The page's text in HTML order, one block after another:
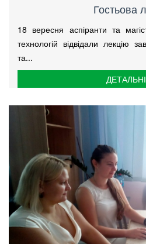
Гостьова
18 вересня аспіранти та
технологій відвідали лекцію
та...